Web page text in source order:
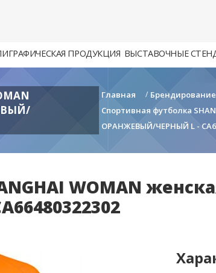
ПРОДУКЦИЯ ВЫСТАВОЧНЫЕ
Главная / Брендирование
Спортивная футболка
ОРАНЖЕВЫЙ/ЧЕРНЫЙ L -
WOMAN